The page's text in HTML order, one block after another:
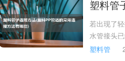
如果使用玻璃胶，一定要清洁（否则玻
以后再使用。
塑料管
若出现了
水管接头
法兰，再
塑料管